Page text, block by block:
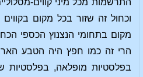
וכחול זה שזור בכל מקום
מקום בתחומי הנצנוץ הכספי
הרי זה כמו חפץ היה הטבע
בפלסטיות מופלאה, בפלסטיות